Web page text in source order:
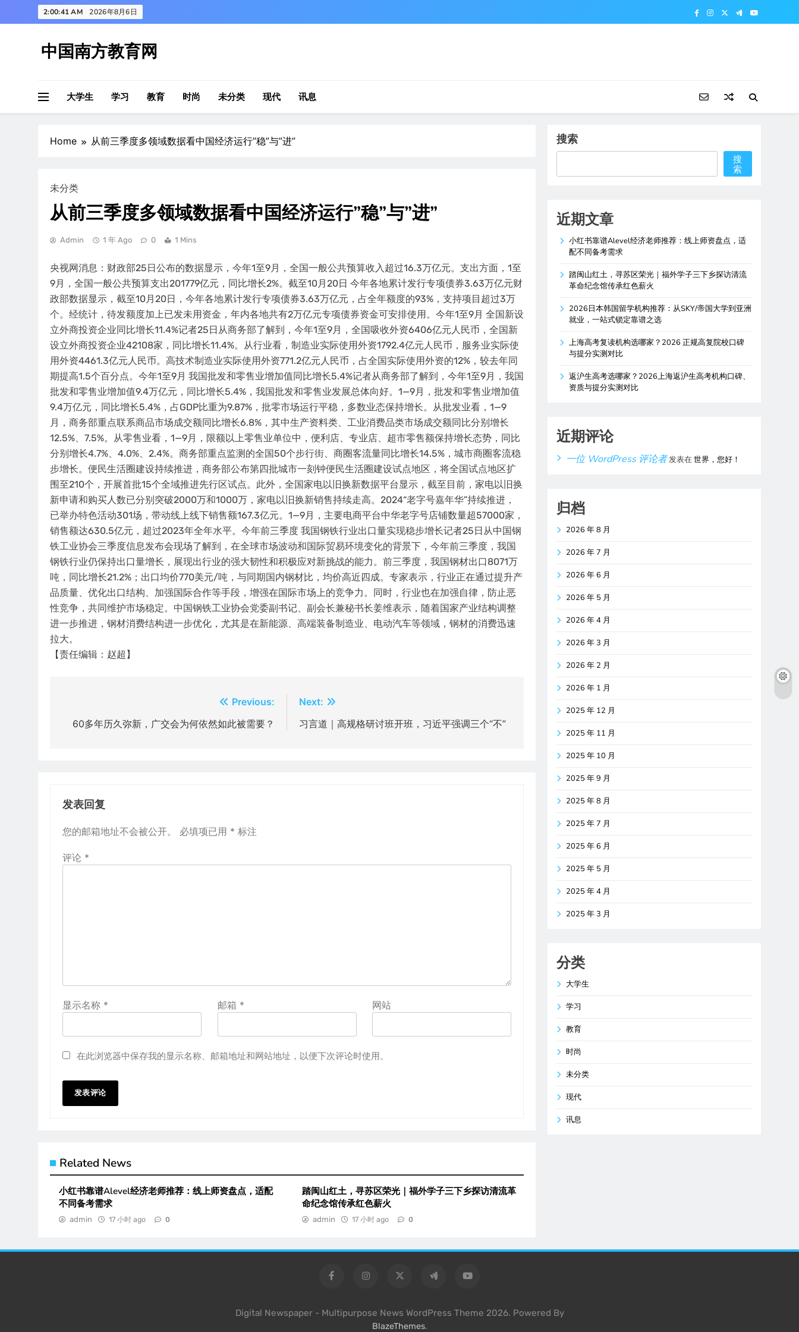
to
2:00:42 AM 2026年8月6日
中国南方教育网
大学生 学习 教育 时尚 未分类 现代 讯息
Home 从前三季度多领域数据看中国经济运行”稳”与”进”
未分类
从前三季度多领域数据看中国经济运行”稳”与”进”
Admin 1 年 Ago 0 1 Mins
央视网消息：财政部25日公布的数据显示，今年1至9月，全国一般公共预算收入超过16.3万亿元。支出方面，1至
9月，全国一般公共预算支出201779亿元，同比增长2%。截至10月20日 今年各地累计发行专项债券3.63万亿元财
政部数据显示，截至10月20日，今年各地累计发行专项债券3.63万亿元，占全年额度的93%，支持项目超过3万
个。经统计，待发额度加上已发未用资金，年内各地共有2万亿元专项债券资金可安排使用。今年1至9月 全国新设
立外商投资企业同比增长11.4%记者25日从商务部了解到，今年1至9月，全国吸收外资6406亿元人民币，全国新
设立外商投资企业42108家，同比增长11.4%。从行业看，制造业实际使用外资1792.4亿元人民币，服务业实际使
用外资4461.3亿元人民币。高技术制造业实际使用外资771.2亿元人民币，占全国实际使用外资的12%，较去年同
期提高1.5个百分点。今年1至9月 我国批发和零售业增加值同比增长5.4%记者从商务部了解到，今年1至9月，我国
批发和零售业增加值9.4万亿元，同比增长5.4%，我国批发和零售业发展总体向好。1—9月，批发和零售业增加值
9.4万亿元，同比增长5.4%，占GDP比重为9.87%，批零市场运行平稳，多数业态保持增长。从批发业看，1—9
月，商务部重点联系商品市场成交额同比增长6.8%，其中生产资料类、工业消费品类市场成交额同比分别增长
12.5%、7.5%。从零售业看，1—9月，限额以上零售业单位中，便利店、专业店、超市零售额保持增长态势，同比
分别增长4.7%、4.0%、2.4%。商务部重点监测的全国50个步行街、商圈客流量同比增长14.5%，城市商圈客流稳
步增长。便民生活圈建设持续推进，商务部公布第四批城市一刻钟便民生活圈建设试点地区，将全国试点地区扩
围至210个，开展首批15个全域推进先行区试点。此外，全国家电以旧换新数据平台显示，截至目前，家电以旧换
新申请和购买人数已分别突破2000万和1000万，家电以旧换新销售持续走高。2024“老字号嘉年华”持续推进，
已举办特色活动301场，带动线上线下销售额167.3亿元。1—9月，主要电商平台中华老字号店铺数量超57000家，
销售额达630.5亿元，超过2023年全年水平。今年前三季度 我国钢铁行业出口量实现稳步增长记者25日从中国钢
铁工业协会三季度信息发布会现场了解到，在全球市场波动和国际贸易环境变化的背景下，今年前三季度，我国
钢铁行业仍保持出口量增长，展现出行业的强大韧性和积极应对新挑战的能力。前三季度，我国钢材出口8071万
吨，同比增长21.2%；出口均价770美元/吨，与同期国内钢材比，均价高近四成。专家表示，行业正在通过提升产
品质量、优化出口结构、加强国际合作等手段，增强在国际市场上的竞争力。同时，行业也在加强自律，防止恶
性竞争，共同维护市场稳定。中国钢铁工业协会党委副书记、副会长兼秘书长姜维表示，随着国家产业结构调整
进一步推进，钢材消费结构进一步优化，尤其是在新能源、高端装备制造业、电动汽车等领域，钢材的消费迅速
拉大。
【责任编辑：赵超】
章
Previous:
60多年历久弥新，广交会为何依然如此被需要？
Next:
习言道｜高规格研讨班开班，习近平强调三个“不”
发表回复
您的邮箱地址不会被公开。 必填项已用 * 标注
评论 *
显示名称 * 邮箱 * 网站
在此浏览器中保存我的显示名称、邮箱地址和网站地址，以便下次评论时使用。
Related News
小红书靠谱Alevel经济老师推荐：线上师资盘点，适配
不同备考需求
admin 17 小时 ago 0
踏闽山红土，寻苏区荣光｜福外学子三下乡探访清流革
命纪念馆传承红色薪火
admin 17 小时 ago 0
搜索
搜
索
近期文章
小红书靠谱Alevel经济老师推荐：线上师资盘点，适
配不同备考需求
踏闽山红土，寻苏区荣光｜福外学子三下乡探访清流
革命纪念馆传承红色薪火
2026日本韩国留学机构推荐：从SKY/帝国大学到亚洲
就业，一站式锁定靠谱之选
上海高考复读机构选哪家？2026 正规高复院校口碑
与提分实测对比
返沪生高考选哪家？2026上海返沪生高考机构口碑、
资质与提分实测对比
近期评论
一位 WordPress 评论者发表在世界，您好！
归档
2026 年 8 月
2026 年 7 月
2026 年 6 月
2026 年 5 月
2026 年 4 月
2026 年 3 月
2026 年 2 月
2026 年 1 月
2025 年 12 月
2025 年 11 月
2025 年 10 月
2025 年 9 月
2025 年 8 月
2025 年 7 月
2025 年 6 月
2025 年 5 月
2025 年 4 月
2025 年 3 月
分类
大学生
学习
教育
时尚
未分类
现代
讯息
Digital Newspaper - Multipurpose News WordPress Theme 2026. Powered By
BlazeThemes.